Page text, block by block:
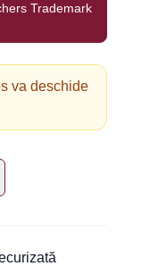
Trademark
va deschide